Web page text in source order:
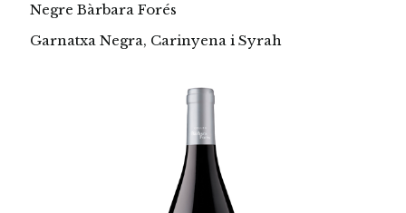
Negre Bàrbara Forés
Garnatxa Negra, Carinyena i Syrah